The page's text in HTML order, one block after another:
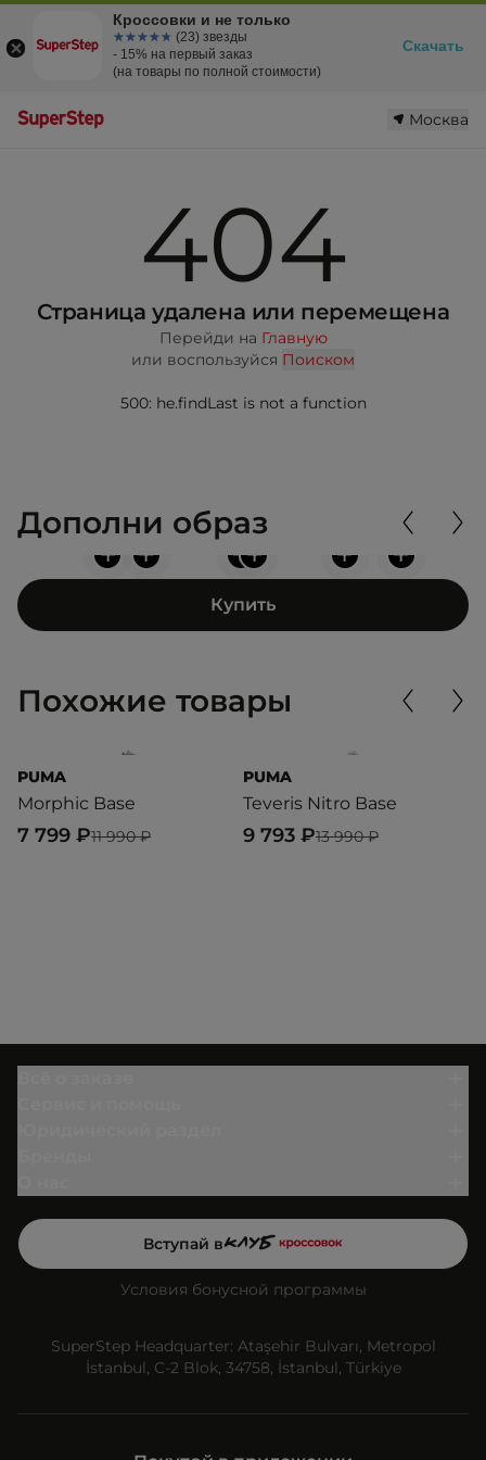
Москва
404
Страница удалена или перемещена
Перейди на Главную
или воспользуйся Поиском
500: he.findLast is not a function
Дополни образ
+
+
+ + +
+
Купить
Похожие товары
PUMA
Morphic Base
11 990 ₽
7 799 ₽
PUMA
Teveris Nitro Base
13 990 ₽
9 793 ₽
Вступай в
Условия бонусной программы
SuperStep Headquarter: Ataşehir Bulvarı, Metropol
İstanbul, C-2 Blok, 34758, İstanbul, Türkiye
Кроссовки и не только
☆☆☆☆☆
★★★★★ (23) звезды
- 15% на первый заказ
(на товары по полной стоимости)
Скачать